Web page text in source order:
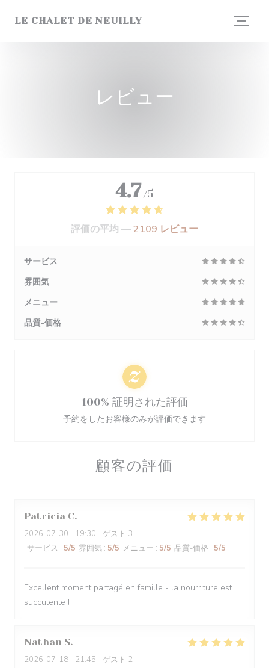
LE CHALET DE NEUILLY
レビュー
顧客の評価
Patricia C
2026-07-30 - 19:30 - ゲスト 3
サービス : 5/5 雰囲気 : 5/5 メニュー : 5/5 品質-価格 : 5/5
Excellent moment partagé en famille - la nourriture est
succulente !
Nathan S
2026-07-18 - 21:45 - ゲスト 2
4.7 /5
評価の平均 —2109 レビュー
サービス
雰囲気
メニュー
品質-価格
100% 証明された評価
予約をしたお客様のみが評価できます